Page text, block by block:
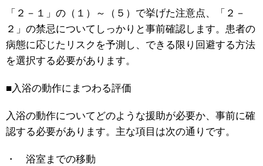
「２－１」の（１）～（５）で挙げた注意点、「２－
２」の禁忌についてしっかりと事前確認します。患者の
病態に応じたリスクを予測し、できる限り回避する方法
を選択する必要があります。
■入浴の動作にまつわる評価
入浴の動作についてどのような援助が必要か、事前に確
認する必要があります。主な項目は次の通りです。
・ 浴室までの移動